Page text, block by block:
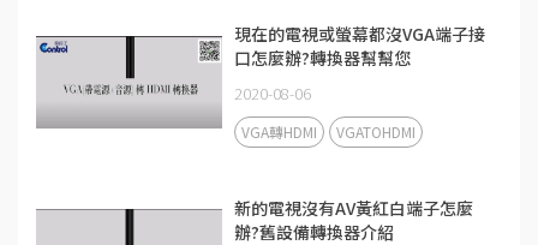
現在的電視或螢幕都沒VGA端子接
口怎麼辦?轉換器幫幫您
2020-08-06
VGA轉HDMI VGATOHDMI
新的電視沒有AV黃紅白端子怎麼
辦?舊設備轉換器介紹